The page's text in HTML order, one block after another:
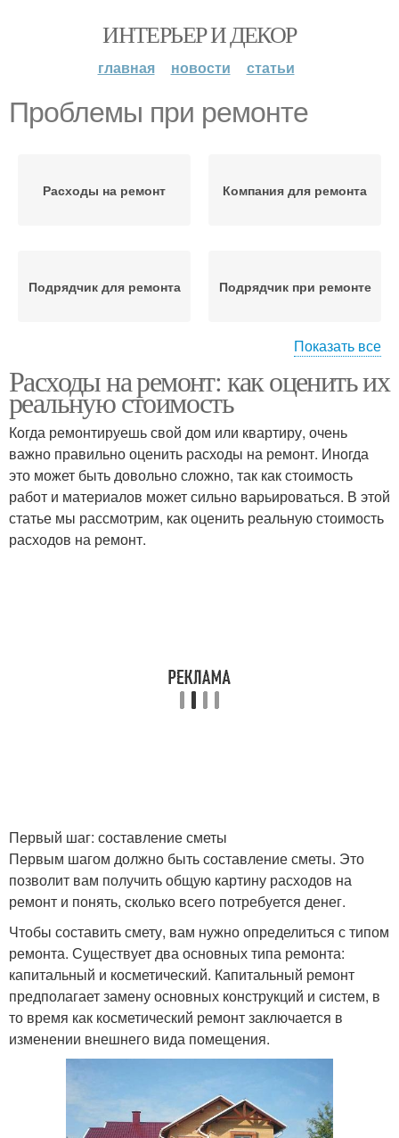
ИНТЕРЬЕР И ДЕКОР
главная новости статьи
Проблемы при ремонте
Расходы на ремонт Компания для ремонта
Подрядчик для ремонта Подрядчик при ремонте
Цены на ремонт Скрытые проблемы
Качественный ремонт Тарифы на ремонт
Показать все
Расходы на ремонт: как оценить их
реальную стоимость
Когда ремонтируешь свой дом или квартиру, очень
важно правильно оценить расходы на ремонт. Иногда
это может быть довольно сложно, так как стоимость
работ и материалов может сильно варьироваться. В этой
статье мы рассмотрим, как оценить реальную стоимость
расходов на ремонт.
Первый шаг: составление сметы
Первым шагом должно быть составление сметы. Это
позволит вам получить общую картину расходов на
ремонт и понять, сколько всего потребуется денег.
Чтобы составить смету, вам нужно определиться с типом
ремонта. Существует два основных типа ремонта:
капитальный и косметический. Капитальный ремонт
предполагает замену основных конструкций и систем, в
то время как косметический ремонт заключается в
изменении внешнего вида помещения.